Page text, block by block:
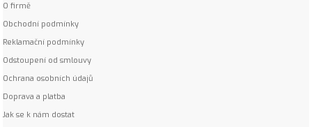
O firmě
Obchodní podmínky
Reklamační podmínky
Odstoupení od smlouvy
Ochrana osobních údajů
Doprava a platba
Jak se k nám dostat